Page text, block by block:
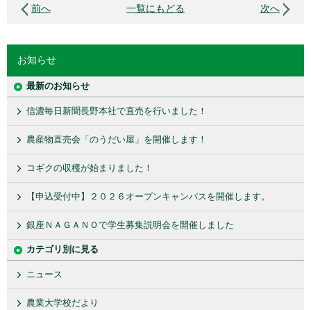
前へ 一覧にもどる 次へ
お知らせ
最新のお知らせ
信濃毎日新聞長野本社で直売を行いました！
農産物直売会「のうだい屋」を開催します！
コギクの収穫が始まりました！
【申込受付中】２０２６オープンキャンパスを開催します。
銀座ＮＡＧＡＮＯで学生募集説明会を開催しました
カテゴリ別に見る
ニュース
農業大学校だより